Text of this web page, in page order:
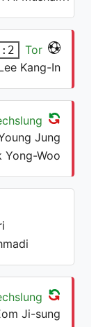
Tor
Kang-In
Jung
Yong-Woo
Ji-sung